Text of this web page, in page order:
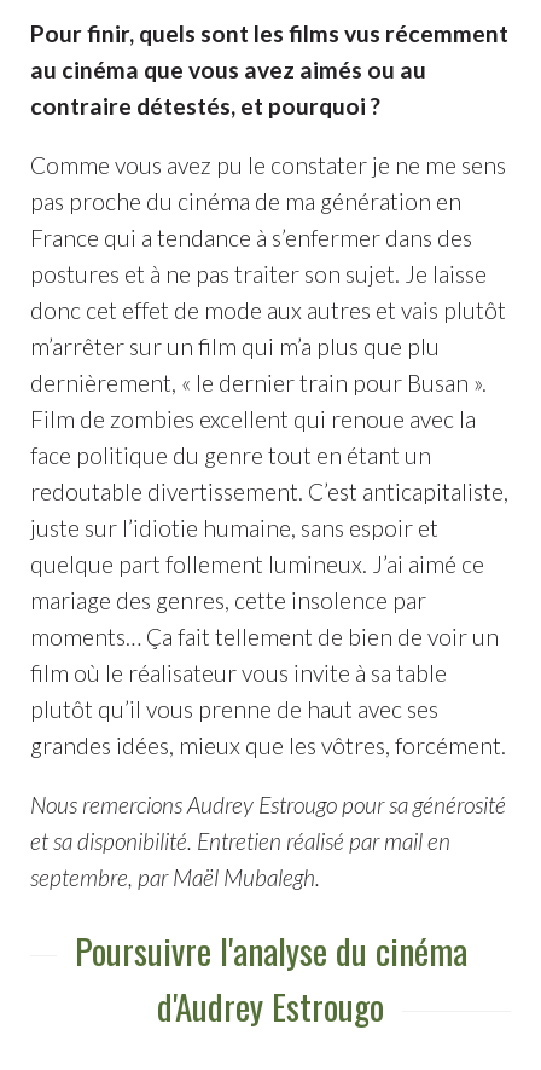
Pour finir, quels sont les films vus récemment
au cinéma que vous avez aimés ou au
contraire détestés, et pourquoi ?
Comme vous avez pu le constater je ne me sens
pas proche du cinéma de ma génération en
France qui a tendance à s’enfermer dans des
postures et à ne pas traiter son sujet. Je laisse
donc cet effet de mode aux autres et vais plutôt
m’arrêter sur un film qui m’a plus que plu
dernièrement, « le dernier train pour Busan ».
Film de zombies excellent qui renoue avec la
face politique du genre tout en étant un
redoutable divertissement. C’est anticapitaliste,
juste sur l’idiotie humaine, sans espoir et
quelque part follement lumineux. J’ai aimé ce
mariage des genres, cette insolence par
moments… Ça fait tellement de bien de voir un
film où le réalisateur vous invite à sa table
plutôt qu’il vous prenne de haut avec ses
grandes idées, mieux que les vôtres, forcément.
Nous remercions Audrey Estrougo pour sa générosité
et sa disponibilité. Entretien réalisé par mail en
septembre, par Maël Mubalegh.
Poursuivre l'analyse du cinéma
d'Audrey Estrougo